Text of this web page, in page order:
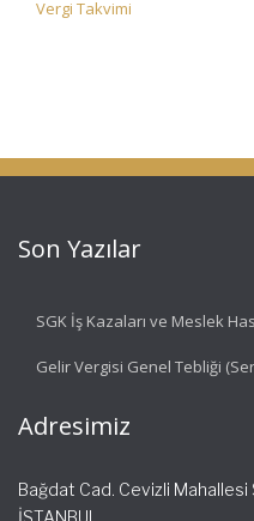
Vergi Takvimi
Son Yazılar
SGK İş Kazaları ve Meslek
Gelir Vergisi Genel Tebliği
Adresimiz
Bağdat Cad. Cevizli
İSTANBUL